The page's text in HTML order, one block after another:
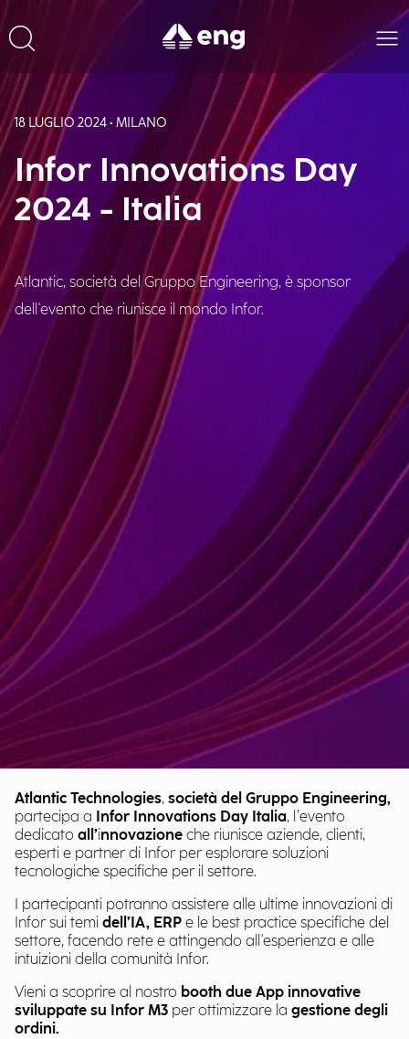
18 LUGLIO 2024 • MILANO
Infor Innovations Day
2024 - Italia
Atlantic, società del Gruppo Engineering, è sponsor
dell'evento che riunisce il mondo Infor.
Atlantic Technologies, società del Gruppo Engineering,
partecipa a Infor Innovations Day Italia, l’evento
dedicato all’innovazione che riunisce aziende, clienti,
esperti e partner di Infor per esplorare soluzioni
tecnologiche specifiche per il settore.
I partecipanti potranno assistere alle ultime innovazioni di
Infor sui temi dell’IA, ERP e le best practice specifiche del
settore, facendo rete e attingendo all'esperienza e alle
intuizioni della comunità Infor.
Vieni a scoprire al nostro booth due App innovative
sviluppate su Infor M3 per ottimizzare la gestione degli
ordini.